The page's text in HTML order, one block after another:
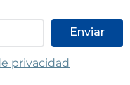
Enviar
privacidad